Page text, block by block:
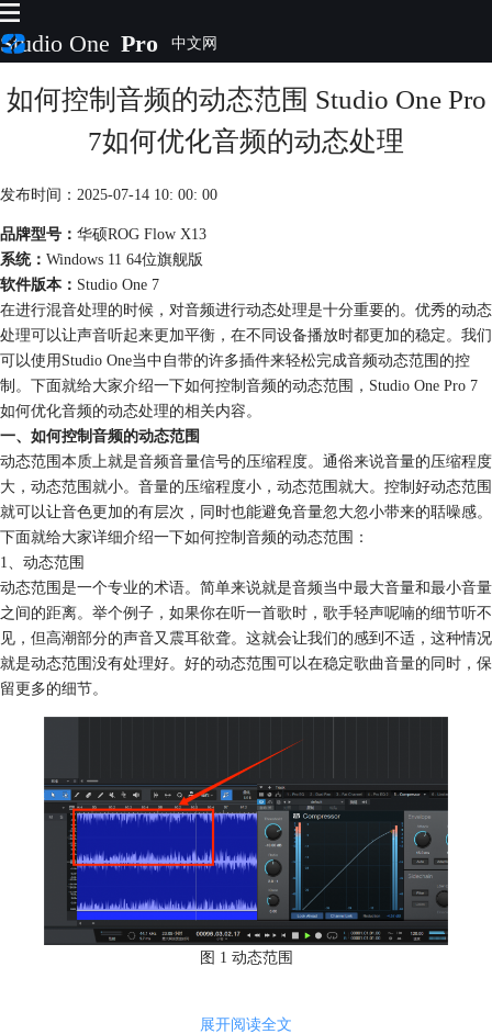
Studio One Pro
首页
视频教程
购买
如何控制音频的动态范围 Studio One Pro
7如何优化音频的动态处理
发布时间：2025-07-14 10: 00: 00
品牌型号： 华硕ROG Flow X13
系统： Windows 11 64位旗舰版
软件版本： Studio One 7
在进行混音处理的时候，对音频进行动态处理是十分重要的。优秀的动态
处理可以让声音听起来更加平衡，在不同设备播放时都更加的稳定。我们
可以使用Studio One当中自带的许多插件来轻松完成音频动态范围的控
制。下面就给大家介绍一下如何控制音频的动态范围，Studio One Pro 7
如何优化音频的动态处理的相关内容。
一、如何控制音频的动态范围
动态范围本质上就是音频音量信号的压缩程度。通俗来说音量的压缩程度
大，动态范围就小。音量的压缩程度小，动态范围就大。控制好动态范围
就可以让音色更加的有层次，同时也能避免音量忽大忽小带来的聒噪感。
下面就给大家详细介绍一下如何控制音频的动态范围：
1、动态范围
动态范围是一个专业的术语。简单来说就是音频当中最大音量和最小音量
之间的距离。举个例子，如果你在听一首歌时，歌手轻声呢喃的细节听不
见，但高潮部分的声音又震耳欲聋。这就会让我们的感到不适，这种情况
就是动态范围没有处理好。好的动态范围可以在稳定歌曲音量的同时，保
留更多的细节。
图 1 动态范围
要控制音频的动态范围，主要依靠的还是Studio One
展开阅读全文